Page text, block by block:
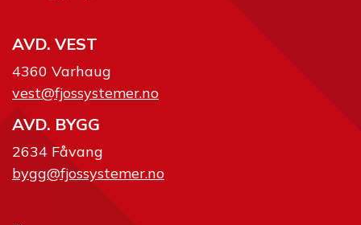
AVD. VEST
4360 Varhaug
vest@fjossystemer.no
AVD. BYGG
2634 Fåvang
bygg@fjossystemer.no